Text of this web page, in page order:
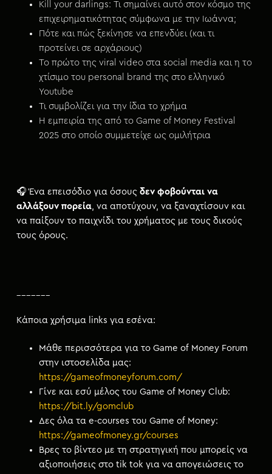
Kill your darlings: Τι σημαίνει αυτό στον κόσμο της
επιχειρηματικότητας σύμφωνα με την Ιωάννα;
Πότε και πώς ξεκίνησε να επενδύει (και τι
προτείνει σε αρχάριους)
Το πρώτο της viral video στα social media και η το
χτίσιμο του personal brand της στο ελληνικό
Youtube
Τι συμβολίζει για την ίδια το χρήμα
Η εμπειρία της από το Game of Money Festival
2025 στο οποίο συμμετείχε ως ομιλήτρια
🎧 Ένα επεισόδιο για όσους δεν φοβούνται να
αλλάξουν πορεία, να αποτύχουν, να ξαναχτίσουν και
να παίξουν το παιχνίδι του χρήματος με τους δικούς
τους όρους.
Κάποια χρήσιμα links για εσένα:
Μάθε περισσότερα για το Game of Money Forum
στην ιστοσελίδα μας:
https://gameofmoneyforum.com/
Γίνε και εσύ μέλος του Game of Money Club:
https://bit.ly/gomclub
Δες όλα τα e-courses του Game of Money:
https://gameofmoney.gr/courses
Βρες το βίντεο με τη στρατηγική που μπορείς να
αξιοποιήσεις στο tik tok για να απογειώσεις το